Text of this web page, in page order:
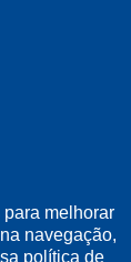
melhorar
navegação,
política de